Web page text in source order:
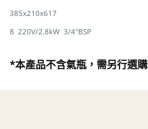
385x210x617
8 220V/2.8kW 3/4"BSP
*本產品不含氣瓶，需另行選購